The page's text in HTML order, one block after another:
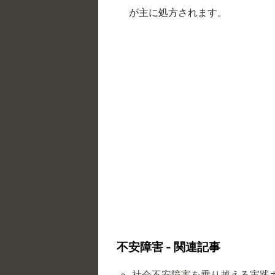
が主に処方されます。
不安障害 - 関連記事